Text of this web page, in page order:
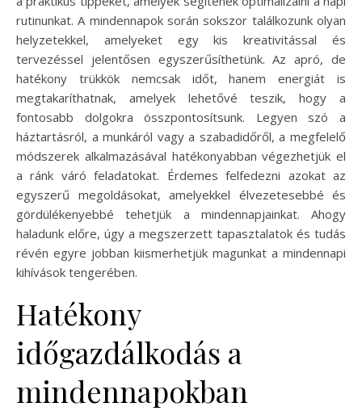
rutinunkat. A mindennapok során sokszor találkozunk olyan
helyzetekkel, amelyeket egy kis kreativitással és
tervezéssel jelentősen egyszerűsíthetünk. Az apró, de
hatékony trükkök nemcsak időt, hanem energiát is
megtakaríthatnak, amelyek lehetővé teszik, hogy a
fontosabb dolgokra összpontosítsunk. Legyen szó a
háztartásról, a munkáról vagy a szabadidőről, a megfelelő
módszerek alkalmazásával hatékonyabban végezhetjük el
a ránk váró feladatokat. Érdemes felfedezni azokat az
egyszerű megoldásokat, amelyekkel élvezetesebbé és
gördülékenyebbé tehetjük a mindennapjainkat. Ahogy
haladunk előre, úgy a megszerzett tapasztalatok és tudás
révén egyre jobban kiismerhetjük magunkat a mindennapi
kihívások tengerében.
Hatékony
időgazdálkodás a
mindennapokban